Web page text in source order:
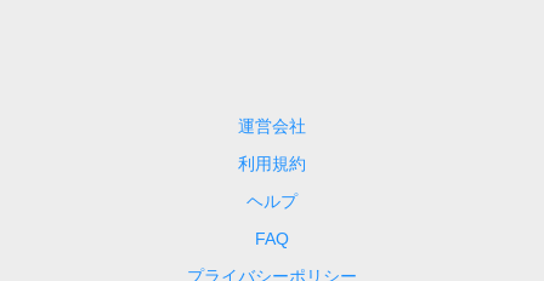
運営会社
利用規約
ヘルプ
FAQ
プライバシーポリシー